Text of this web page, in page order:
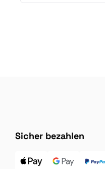
Sicher bezahlen